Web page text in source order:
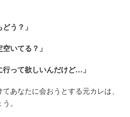
う？」
いてる？」
行って欲しいんだけど…」
あなたに会おうとする元カレは、
。